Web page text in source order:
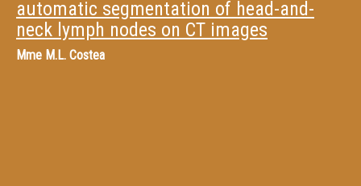
automatic segmentation of head-and-
neck lymph nodes on CT images
Mme M.L. Costea